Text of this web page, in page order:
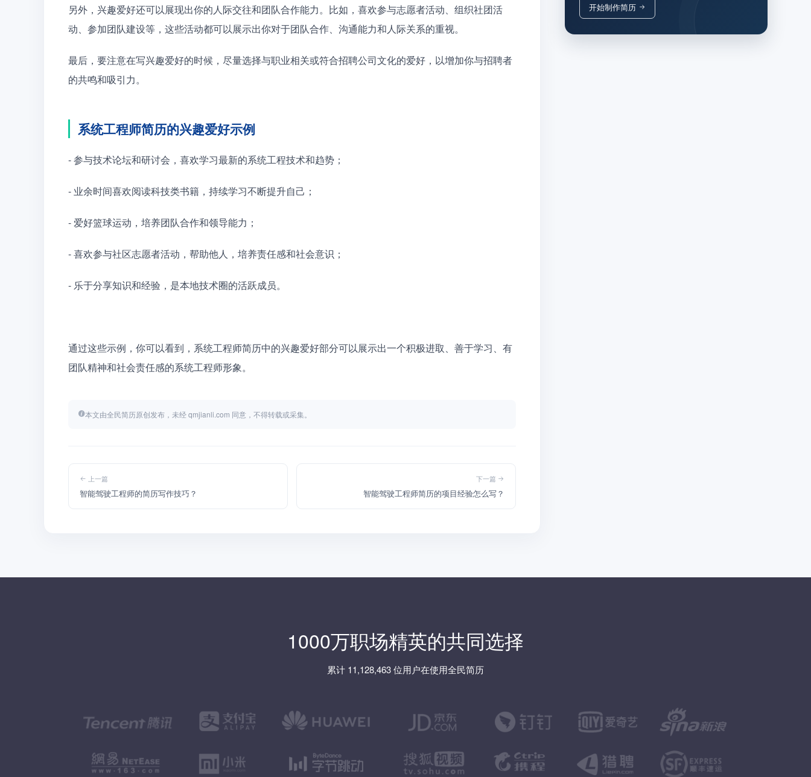
另外，兴趣爱好还可以展现出你的人际交往和团队合作能力。比如，喜欢参与志愿者活动、组织社团活
动、参加团队建设等，这些活动都可以展示出你对于团队合作、沟通能力和人际关系的重视。
最后，要注意在写兴趣爱好的时候，尽量选择与职业相关或符合招聘公司文化的爱好，以增加你与招聘者
的共鸣和吸引力。
系统工程师简历的兴趣爱好示例
- 参与技术论坛和研讨会，喜欢学习最新的系统工程技术和趋势；
- 业余时间喜欢阅读科技类书籍，持续学习不断提升自己；
- 爱好篮球运动，培养团队合作和领导能力；
- 喜欢参与社区志愿者活动，帮助他人，培养责任感和社会意识；
- 乐于分享知识和经验，是本地技术圈的活跃成员。
通过这些示例，你可以看到，系统工程师简历中的兴趣爱好部分可以展示出一个积极进取、善于学习、有
团队精神和社会责任感的系统工程师形象。
本文由全民简历原创发布，未经 qmjianli.com 同意，不得转载或采集。
上一篇
智能驾驶工程师的简历写作技巧？
下一篇
智能驾驶工程师简历的项目经验怎么写？
开始制作简历
1000万职场精英的共同选择
累计 11,128,463 位用户在使用全民简历